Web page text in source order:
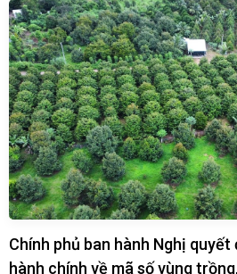
Chính phủ ban hành Nghị quyết đơn giản hóa thủ tục
hành chính về mã số vùng